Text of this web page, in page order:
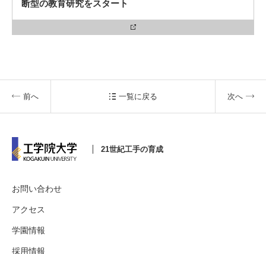
断型の教育研究をスタート
前へ 一覧に戻る 次へ
21世紀工手の育成
お問い合わせ
アクセス
学園情報
採用情報